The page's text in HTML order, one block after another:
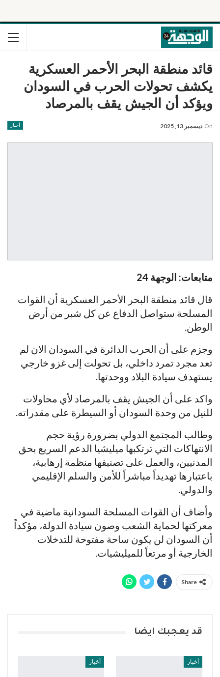
قائد منطقة البحر الأحمر العسكرية
يكشف تحولات الحرب في السودان
ويؤكد أن الجيش يقف بالمرصاد
أخبار On ديسمبر 13, 2025
متابعات: الوجهة 24
قال قائد منطقة البحر الأحمر العسكرية أن القوات
المسلحة ستواصل الدفاع عن كل شبر من أرض
الوطن.
وجزم على أن الحرب الدائرة في السودان الان لم
تعد مجرد تمرد داخلي، بل تحولت إلى غزو خارجي
يستهدف سيادة البلاد ووحدتها.
واكد على أن الجيش يقف بالمرصاد لأي محاولات
للنيل من وحدة السودان أو السيطرة على مقدراته.
وطالب المجتمع الدولي بضرورة رؤية حجم
الانتهاكات التي ترتكبها ميليشيا الدعم السريع بحق
المدنيين، والعمل على تصنيفها منظمة إرهابية،
باعتبارها تهديداً مباشراً للأمن والسلم الإقليمي
والدولي.
وأضاف أن القوات المسلحة السودانية ماضية في
معركتها لحماية الشعب وصون سيادة الدولة، مؤكداً
أن السودان لن يكون ساحة مفتوحة للتدخلات
الخارجية أو مرتعاً للميليشيات.
Share
قد يعجبك ايضا
أخبار أخبار